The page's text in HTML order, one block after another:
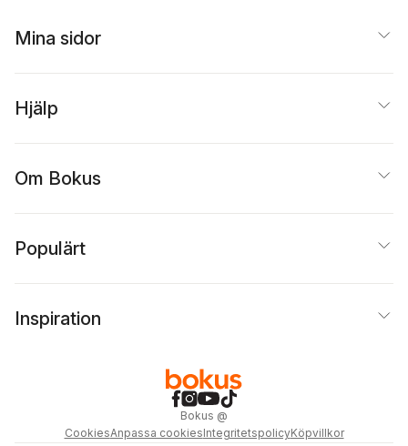
Mina sidor
Hjälp
Om Bokus
Populärt
Inspiration
Bokus @
CookiesAnpassa cookiesIntegritetspolicyKöpvillkor